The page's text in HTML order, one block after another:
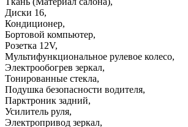
Диски 16,
Кондиционер,
Бортовой компьютер,
Розетка 12V,
Мультифункциональное рулевое колесо,
Электрообогрев зеркал,
Тонированные стекла,
Подушка безопасности водителя,
Парктроник задний,
Усилитель руля,
Электропривод зеркал,